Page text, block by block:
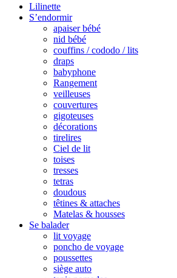
Lilinette
S’endormir
apaiser bébé
nid bébé
couffins / cododo / lits
draps
babyphone
Rangement
veilleuses
couvertures
gigoteuses
décorations
tirelires
Ciel de lit
toises
tresses
tetras
doudous
têtines & attaches
Matelas & housses
Se balader
lit voyage
poncho de voyage
poussettes
siège auto